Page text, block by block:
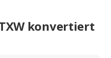
konvertiert